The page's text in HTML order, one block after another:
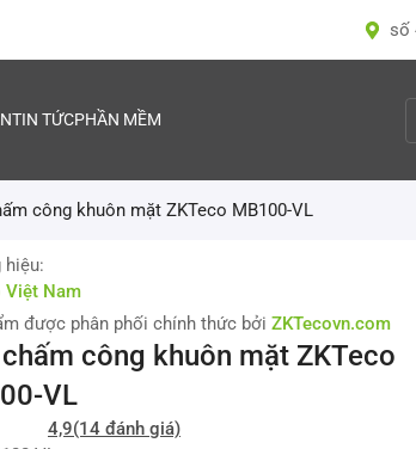
số
TIN TỨCPHẦN MỀM
công khuôn mặt ZKTeco MB100-VL
hiệu:
Việt Nam
được phân phối chính thức bởi ZKTecovn.com
công khuôn mặt ZKTeco
VL
4,9(14 đánh giá)